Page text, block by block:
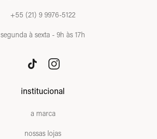
+55 (21) 9 9976-5122
segunda à sexta - 9h às 17h
institucional
a marca
nossas lojas